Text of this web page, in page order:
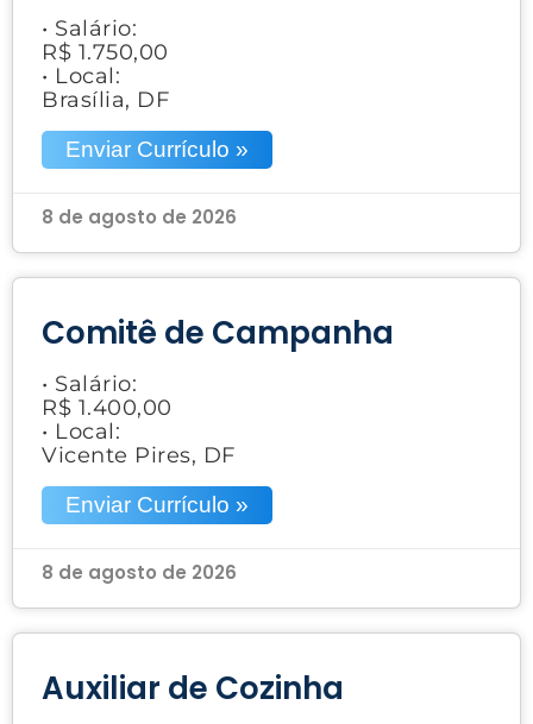
• Salário:
R$ 1.750,00
• Local:
Brasília, DF
Enviar Currículo »
8 de agosto de 2026
Comitê de Campanha
• Salário:
R$ 1.400,00
• Local:
Vicente Pires, DF
Enviar Currículo »
8 de agosto de 2026
Auxiliar de Cozinha